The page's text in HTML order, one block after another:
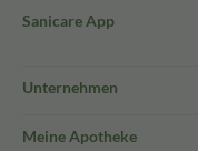
Sanicare App
Unternehmen
Meine Apotheke